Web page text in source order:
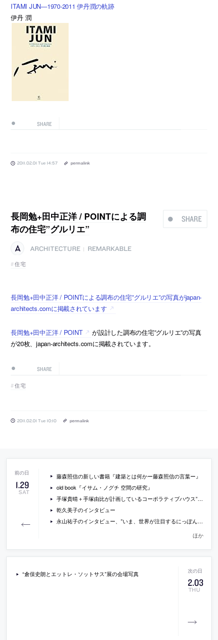
ITAMI JUN―1970‐2011 伊丹潤の軌跡
伊丹 潤
SHARE
2011.02.01 Tue 14:57 permalink
SHARE
長岡勉+田中正洋 / POINTによる調
布の住宅”グルリエ”
ARCHITECTURE
REMARKABLE
住宅
長岡勉+田中正洋 / POINTによる調布の住宅”グルリエ”の写真がjapan-
architects.comに掲載されています
長岡勉+田中正洋 / POINT
が設計した調布の住宅”グルリエ”の写真
が20枚、japan-architects.comに掲載されています。
SHARE
住宅
2011.02.01 Tue 10:10 permalink
1.29
SAT
藤森照信の新しい書籍『建築とは何かー藤森照信の言葉ー』
old book『イサム・ノグチ 空間の研究』
手塚貴晴＋手塚由比が計画しているコーポラティブハウス”水平線の家”の画像
乾久美子のインタビュー
永山祐子のインタビュー、”いま、世界が注目するにっぽんの女性建築家たち”シリーズ
ほか
2.03
THU
“倉俣史朗とエットレ・ソットサス”展の会場写真